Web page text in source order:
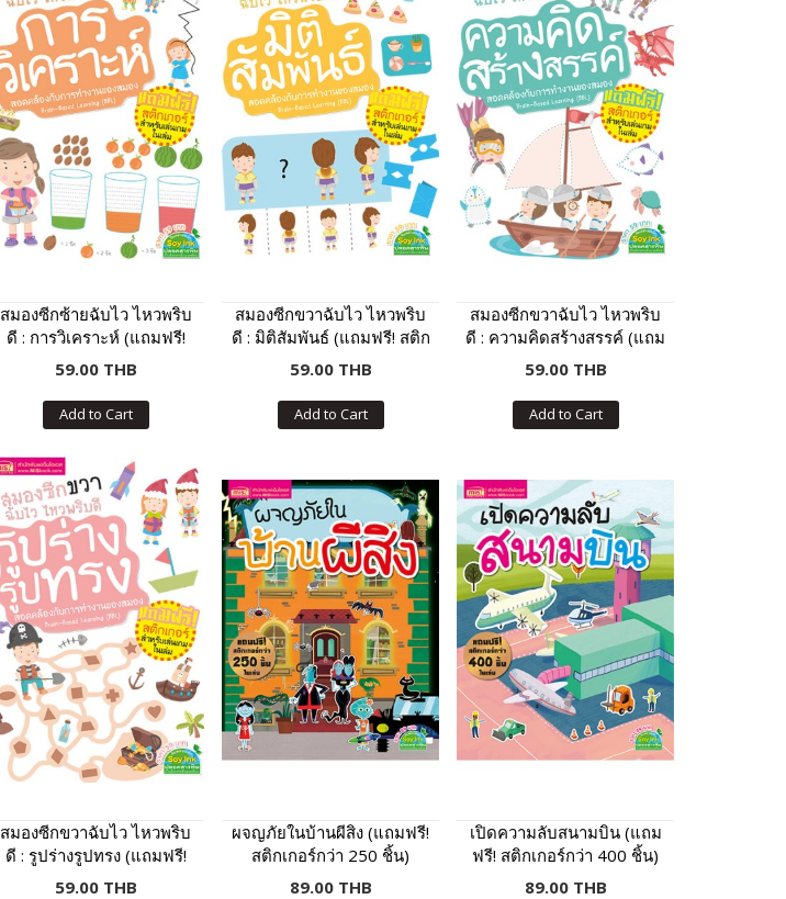
สมองซีกซ้ายฉับไว ไหวพริบ
ดี : การวิเคราะห์ (แถมฟรี!
สติกเกอร์)
59.00 THB
Add to Cart
สมองซีกขวาฉับไว ไหวพริบ
ดี : มิติสัมพันธ์ (แถมฟรี! สติก
เกอร์)
59.00 THB
Add to Cart
สมองซีกขวาฉับไว ไหวพริบ
ดี : ความคิดสร้างสรรค์ (แถม
ฟรี! สติกเกอร์)
59.00 THB
Add to Cart
สมองซีกขวาฉับไว ไหวพริบ
ดี : รูปร่างรูปทรง (แถมฟรี!
สติกเกอร์)
59.00 THB
ผจญภัยในบ้านผีสิง (แถมฟรี!
สติกเกอร์กว่า 250 ชิ้น)
89.00 THB
เปิดความลับสนามบิน (แถม
ฟรี! สติกเกอร์กว่า 400 ชิ้น)
89.00 THB